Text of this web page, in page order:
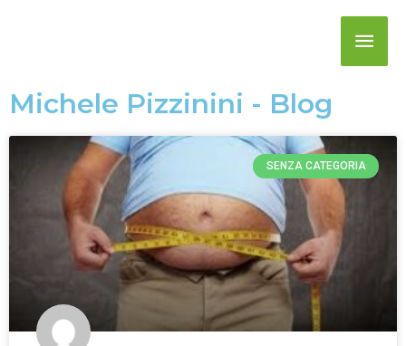
Michele Pizzinini - Blog
SENZA CATEGORIA